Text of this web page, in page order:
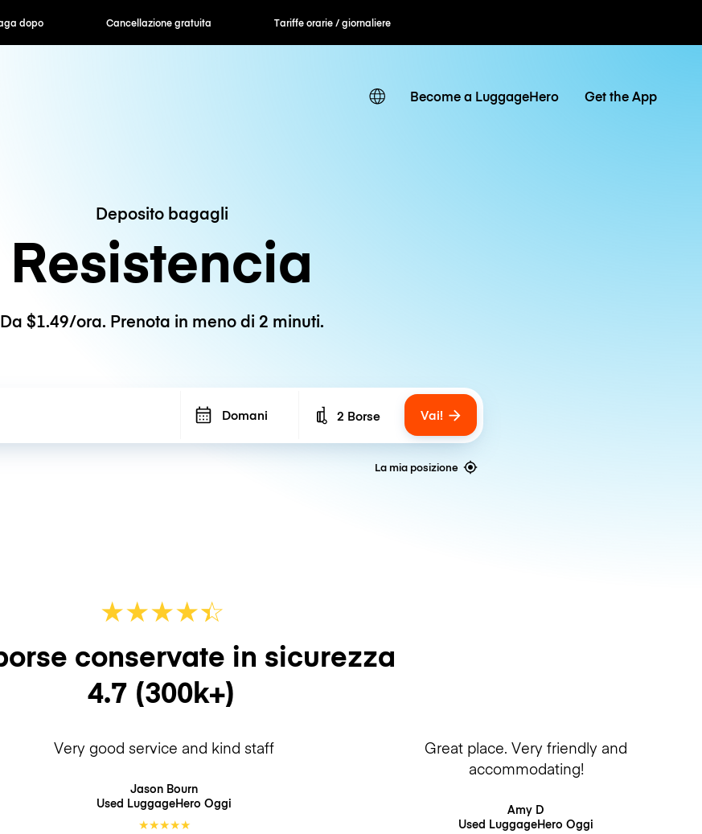
dopo Cancellazione gratuita Tariffe orarie / giornaliere
Become a LuggageHero Get the App
Deposito bagagli
Resistencia
Da $1.49/ora. Prenota in meno di 2 minuti.
Domani Number of bags
2 Borse Vai!
La mia posizione
★★★★☆
★
conservate in sicurezza
4.7 (300k+)
Very good service and kind staff
Jason Bourn
Used LuggageHero Oggi
★★★★★
Great place. Very friendly and
accommodating!
Amy D
Used LuggageHero Oggi